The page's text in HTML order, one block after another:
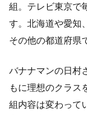
組。テレビ東京で
す。北海道や愛知
その他の都道府県
バナナマンの日村
もに理想のクラス
組内容は変わって